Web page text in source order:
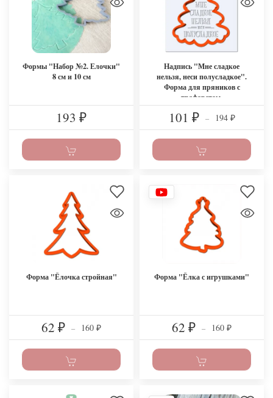
Формы "Набор №2. Елочки"
8 см и 10 см
193 ₽
Надпись "Мне сладкое
нельзя, неси полусладкое".
Форма для пряников с
трафаретом.
101 ₽ – 194 ₽
Форма "Ёлочка стройная"
62 ₽ – 160 ₽
Форма "Ёлка с игрушками"
62 ₽ – 160 ₽